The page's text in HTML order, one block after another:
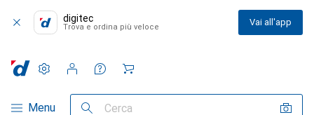
digitec
Trova e ordina più veloce Vai all'app
Categoria Navigazione
Menu Cerca
Impostazioni
Conto cliente
Liste di confronto
Liste dei desideri
Carrello